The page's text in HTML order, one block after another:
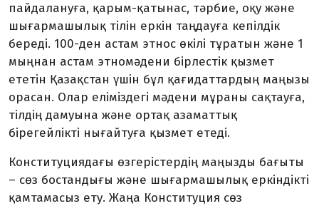
пайдалануға, қарым-қатынас, тәрбие, оқу және
шығармашылық тілін еркін таңдауға кепілдік
береді. 100-ден астам этнос өкілі тұратын және 1
мыңнан астам этномәдени бірлестік қызмет
ететін Қазақстан үшін бұл қағидаттардың маңызы
орасан. Олар еліміздегі мәдени мұраны сақтауға,
тілдің дамуына және ортақ азаматтық
бірегейлікті нығайтуға қызмет етеді.
Конституциядағы өзгерістердің маңызды бағыты
– сөз бостандығы және шығармашылық еркіндікті
қамтамасыз ету. Жаңа Конституция сөз